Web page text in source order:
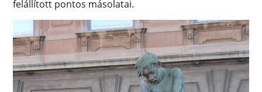
felállított pontos másolatai.